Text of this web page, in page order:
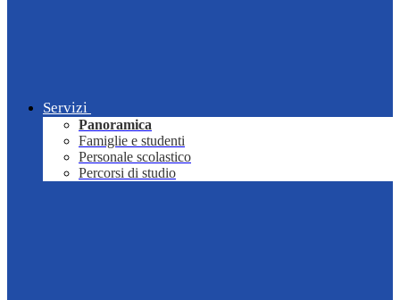
Servizi
Panoramica
Famiglie e studenti
Personale scolastico
Percorsi di studio